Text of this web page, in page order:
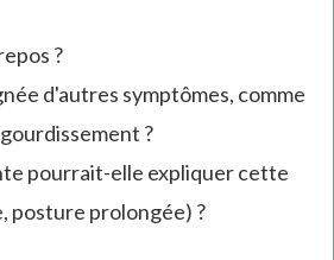
?
d'autres symptômes, comme
?
pourrait-elle expliquer cette
posture prolongée) ?